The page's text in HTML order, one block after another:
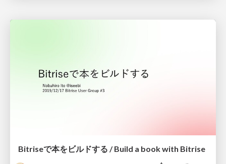
Bitriseで本をビルドする / Build a book with Bitrise